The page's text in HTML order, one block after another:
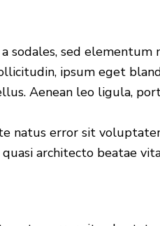
sodales, sed
ipsum eget
Aenean leo ligula,
natus error sit
architecto beatae